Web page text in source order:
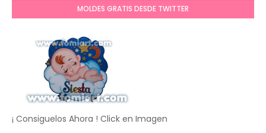
MOLDES GRATIS DESDE TWITTER
¡ Consiguelos Ahora ! Click en Imagen